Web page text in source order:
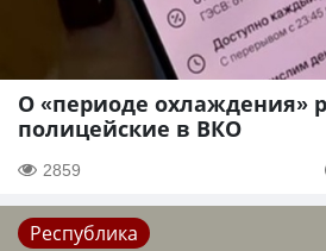
О «периоде охлаждения»
полицейские в ВКО
2859
Республика